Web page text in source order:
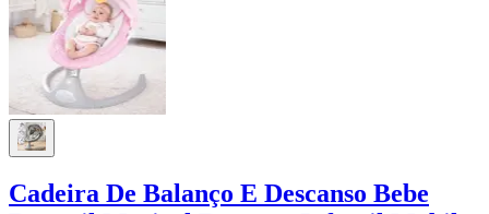
Cadeira De Balanço E Descanso Bebe